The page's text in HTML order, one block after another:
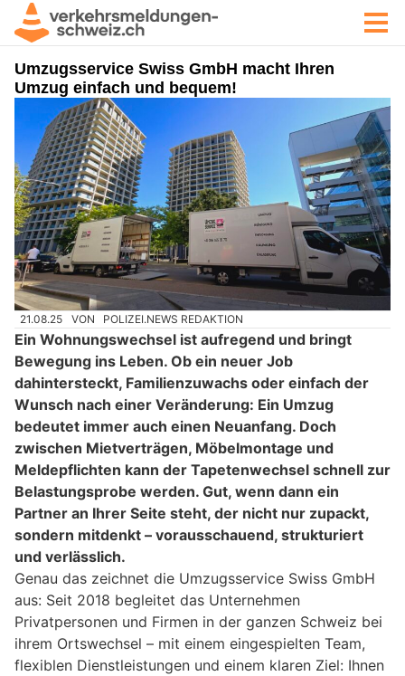
Umzugsservice Swiss GmbH macht Ihren
Umzug einfach und bequem!
21.08.25 VON POLIZEI.NEWS REDAKTION
Ein Wohnungswechsel ist aufregend und bringt
Bewegung ins Leben. Ob ein neuer Job
dahintersteckt, Familienzuwachs oder einfach der
Wunsch nach einer Veränderung: Ein Umzug
bedeutet immer auch einen Neuanfang. Doch
zwischen Mietverträgen, Möbelmontage und
Meldepflichten kann der Tapetenwechsel schnell zur
Belastungsprobe werden. Gut, wenn dann ein
Partner an Ihrer Seite steht, der nicht nur zupackt,
sondern mitdenkt – vorausschauend, strukturiert
und verlässlich.
Genau das zeichnet die Umzugsservice Swiss GmbH
aus: Seit 2018 begleitet das Unternehmen
Privatpersonen und Firmen in der ganzen Schweiz bei
ihrem Ortswechsel – mit einem eingespielten Team,
flexiblen Dienstleistungen und einem klaren Ziel: Ihnen